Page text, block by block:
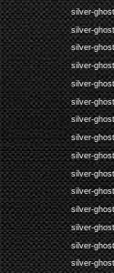
silver-
silver-
silver-
silver-
silver-
silver-
silver-
silver-
silver-
silver-
silver-
silver-
silver-
silver-
silver-